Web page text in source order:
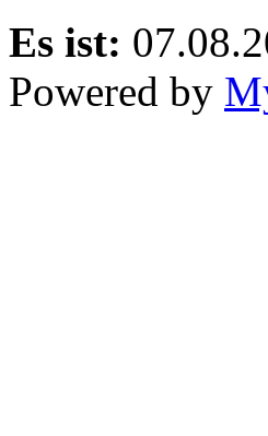
Es ist:
Powered by